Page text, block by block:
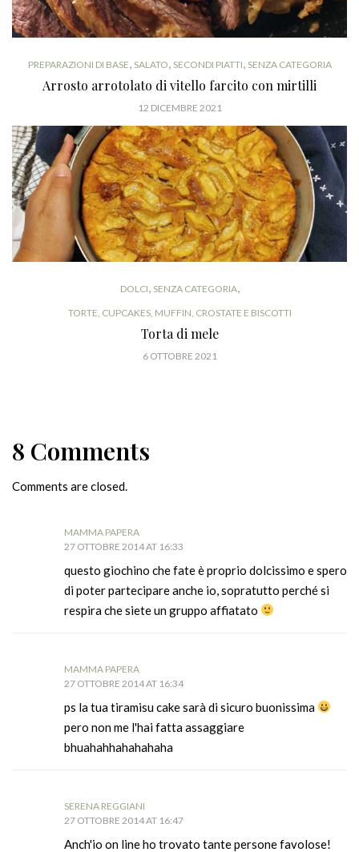
PREPARAZIONI DI BASE, SALATO, SECONDI PIATTI, SENZA CATEGORIA
Arrosto arrotolato di vitello farcito con mirtilli
12 DICEMBRE 2021
DOLCI, SENZA CATEGORIA,
TORTE, CUPCAKES, MUFFIN, CROSTATE E BISCOTTI
Torta di mele
6 OTTOBRE 2021
8 Comments
Comments are closed.
MAMMA PAPERA
27 OTTOBRE 2014 AT 16:33
questo giochino che fate è proprio dolcissimo e spero
di poter partecipare anche io, sopratutto perché si
respira che siete un gruppo affiatato
MAMMA PAPERA
27 OTTOBRE 2014 AT 16:34
ps la tua tiramisu cake sarà di sicuro buonissima
pero non me l'hai fatta assaggiare
bhuahahhahahahaha
SERENA REGGIANI
27 OTTOBRE 2014 AT 16:47
Anch'io on line ho trovato tante persone favolose!